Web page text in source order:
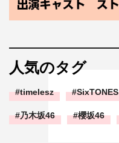
人気のタグ
timelesz SixTONES
乃木坂46 櫻坂46